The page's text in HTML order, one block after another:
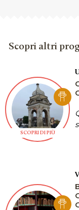
Scopri altri
SCOPRI DI PIÙ